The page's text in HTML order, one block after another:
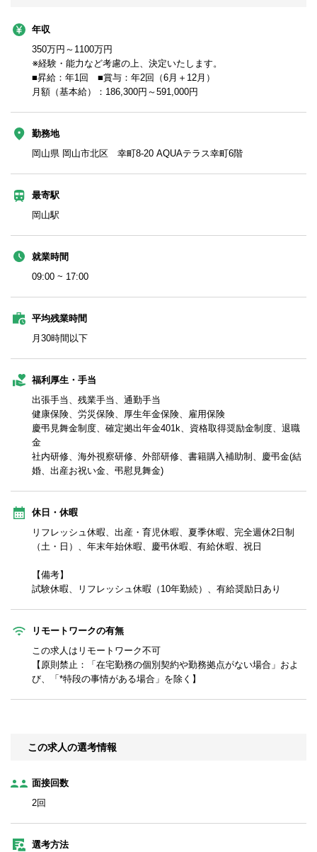
年収
350万円～1100万円
※経験・能力など考慮の上、決定いたします。
■昇給：年1回 ■賞与：年2回（6月＋12月）
月額（基本給）：186,300円～591,000円
勤務地
岡山県 岡山市北区 幸町8-20 AQUAテラス幸町6階
最寄駅
岡山駅
就業時間
09:00 ~ 17:00
平均残業時間
月30時間以下
福利厚生・手当
出張手当、残業手当、通勤手当
健康保険、労災保険、厚生年金保険、雇用保険
慶弔見舞金制度、確定拠出年金401k、資格取得奨励金制度、退職
金
社内研修、海外視察研修、外部研修、書籍購入補助制、慶弔金(結
婚、出産お祝い金、弔慰見舞金)
休日・休暇
リフレッシュ休暇、出産・育児休暇、夏季休暇、完全週休2日制
（土・日）、年末年始休暇、慶弔休暇、有給休暇、祝日
【備考】
試験休暇、リフレッシュ休暇（10年勤続）、有給奨励日あり
リモートワークの有無
この求人はリモートワーク不可
【原則禁止：「在宅勤務の個別契約や勤務拠点がない場合」およ
び、「*特段の事情がある場合」を除く】
この求人の選考情報
面接回数
2回
選考方法